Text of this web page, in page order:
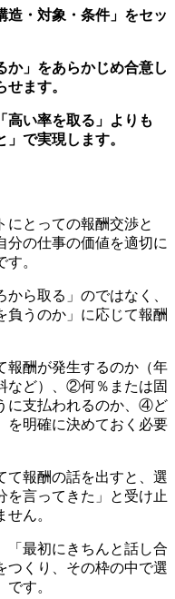
造・対象・条件」をセッ
か」をあらかじめ合意し
ます。
高い率を取る」よりも
」で実現します。
にとっての報酬交渉と
分の仕事の価値を適切に
。
ら取る」のではなく、
負うのか」に応じて報酬
酬が発生するのか（年
など）、②何％または固
に支払われるのか、④ど
を明確に決めておく必要
て報酬の話を出すと、選
を言ってきた」と受け止
ん。
「最初にきちんと話し合
つくり、その枠の中で選
す。